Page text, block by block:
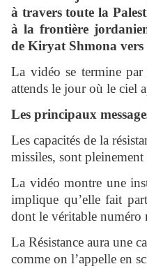
à travers toute la
à la frontière
de Kiryat Shmona
La vidéo se termine
attends le jour où le ciel
Les principaux
Les capacités de la
missiles, sont
La vidéo montre une
implique qu’elle fait
dont le véritable numéro
La Résistance aura une
comme on l’appelle en